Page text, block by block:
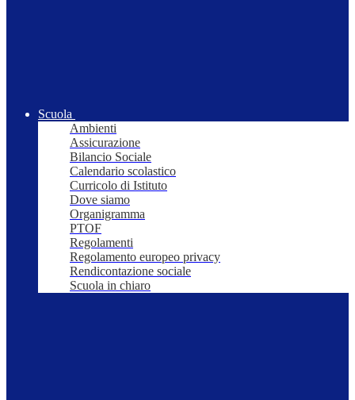
Scuola
Ambienti
Assicurazione
Bilancio Sociale
Calendario scolastico
Curricolo di Istituto
Dove siamo
Organigramma
PTOF
Regolamenti
Regolamento europeo privacy
Rendicontazione sociale
Scuola in chiaro